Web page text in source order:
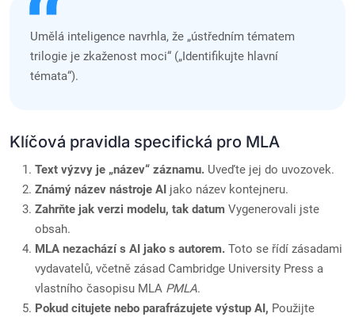
Umělá inteligence navrhla, že „ústředním tématem
trilogie je zkaženost moci“ („Identifikujte hlavní
témata“).
Klíčová pravidla specifická pro MLA
Text výzvy je „název“ záznamu. Uveďte jej do uvozovek.
Známý název nástroje AI jako název kontejneru.
Zahrňte jak verzi modelu, tak datum Vygenerovali jste
obsah.
MLA nezachází s AI jako s autorem. Toto se řídí zásadami
vydavatelů, včetně zásad Cambridge University Press a
vlastního časopisu MLA PMLA.
Pokud citujete nebo parafrázujete výstup AI, Použijte